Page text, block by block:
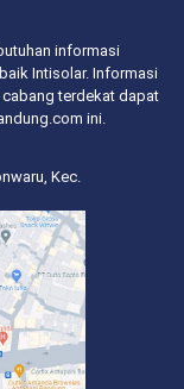
informasi
Intisolar. Informasi
terdekat dapat
ini.
Kec.